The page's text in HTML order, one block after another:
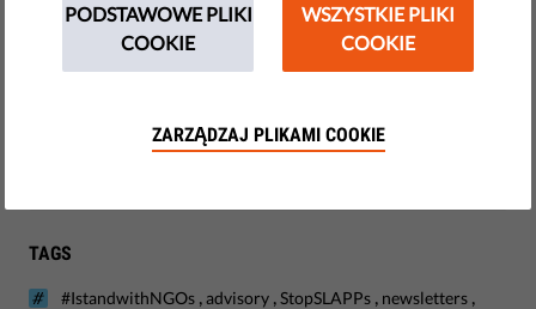
Nowe technologie i prawa człowieka
TAGS
#IstandwithNGOs ,advisory ,StopSLAPPs , newsletters ,
PODSTAWOWE PLIKI
COOKIE
WSZYSTKIE PLIKI
COOKIE
ZARZĄDZAJ PLIKAMI COOKIE